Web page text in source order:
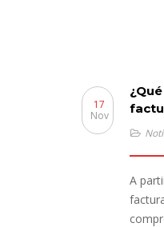
17
Nov
A